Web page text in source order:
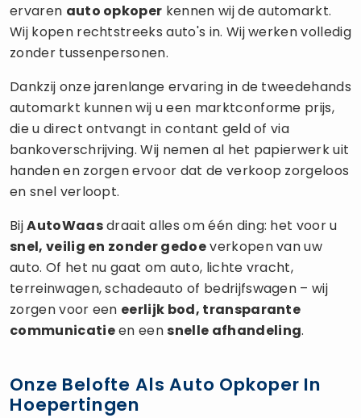
ervaren auto opkoper kennen wij de automarkt.
Wij kopen rechtstreeks auto's in. Wij werken volledig
zonder tussenpersonen.
Dankzij onze jarenlange ervaring in de tweedehands
automarkt kunnen wij u een marktconforme prijs,
die u direct ontvangt in contant geld of via
bankoverschrijving. Wij nemen al het papierwerk uit
handen en zorgen ervoor dat de verkoop zorgeloos
en snel verloopt.
BijAutoWaasdraait alles om één ding: het voor u
snel, veilig en zonder gedoeverkopen van uw
auto. Of het nu gaat om auto, lichte vracht,
terreinwagen, schadeauto of bedrijfswagen – wij
zorgen voor een eerlijk bod, transparante
communicatieen eensnelle afhandeling.
Onze Belofte Als Auto Opkoper In
Hoepertingen